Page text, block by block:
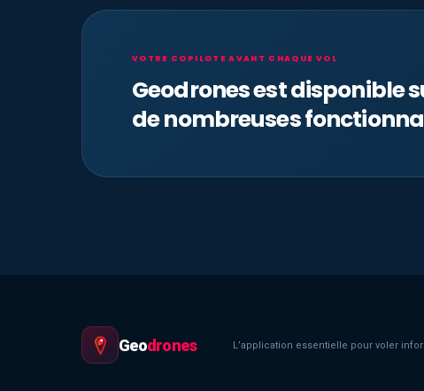
VOTRE COPILOTE AVANT CHAQUE VOL
Geodrones est disponible
de nombreuses
Geodrones L’application essentielle pour voler